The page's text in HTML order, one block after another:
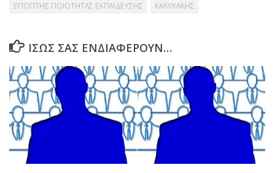
ΕΠΟΠΤΗΣ ΠΟΙΟΤΗΤΑΣ ΕΚΠΑΙΔΕΥΣΗΣ
ΚΑΛΥΚΑΚΗΣ
ΊΣΩΣ ΣΑΣ ΕΝΔΙΑΦΈΡΟΥΝ…